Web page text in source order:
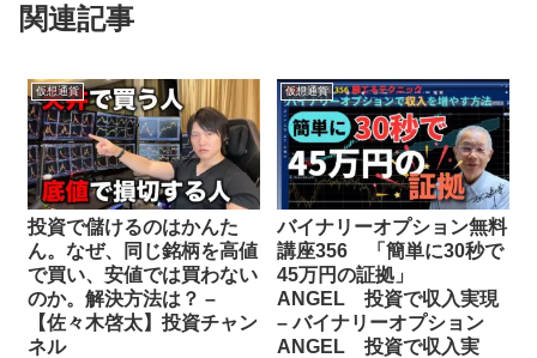
関連記事
仮想通貨
投資で儲けるのはかんた
ん。なぜ、同じ銘柄を高値
で買い、安値では買わない
のか。解決方法は？ –
【佐々木啓太】投資チャン
ネル
仮想通貨
バイナリーオプション無料
講座356 「簡単に30秒で
45万円の証拠」
ANGEL 投資で収入実現
– バイナリーオプション
ANGEL 投資で収入実